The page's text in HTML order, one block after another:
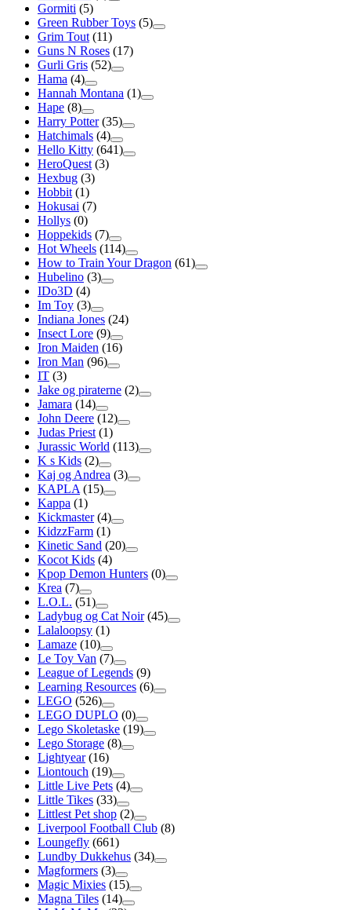
Gormiti (5)
Green Rubber Toys (5)
Grim Tout (11)
Guns N Roses (17)
Gurli Gris (52)
Hama (4)
Hannah Montana (1)
Hape (8)
Harry Potter (35)
Hatchimals (4)
Hello Kitty (641)
HeroQuest (3)
Hexbug (3)
Hobbit (1)
Hokusai (7)
Hollys (0)
Hoppekids (7)
Hot Wheels (114)
How to Train Your Dragon (61)
Hubelino (3)
IDo3D (4)
Im Toy (3)
Indiana Jones (24)
Insect Lore (9)
Iron Maiden (16)
Iron Man (96)
IT (3)
Jake og piraterne (2)
Jamara (14)
John Deere (12)
Judas Priest (1)
Jurassic World (113)
K s Kids (2)
Kaj og Andrea (3)
KAPLA (15)
Kappa (1)
Kickmaster (4)
KidzzFarm (1)
Kinetic Sand (20)
Kocot Kids (4)
Kpop Demon Hunters (0)
Krea (7)
L.O.L. (51)
Ladybug og Cat Noir (45)
Lalaloopsy (1)
Lamaze (10)
Le Toy Van (7)
League of Legends (9)
Learning Resources (6)
LEGO (526)
LEGO DUPLO (0)
Lego Skoletaske (19)
Lego Storage (8)
Lightyear (16)
Liontouch (19)
Little Live Pets (4)
Little Tikes (33)
Littlest Pet shop (2)
Liverpool Football Club (8)
Loungefly (661)
Lundby Dukkehus (34)
Magformers (3)
Magic Mixies (15)
Magna Tiles (14)